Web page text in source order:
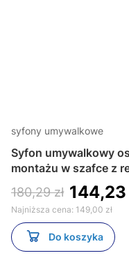
syfony umywalkowe
Syfon umywalkowy
montażu w szafce z
długością Bonomini
180,29 zł 144,23
Najniższa cena: 149,00 zł
Do koszyka